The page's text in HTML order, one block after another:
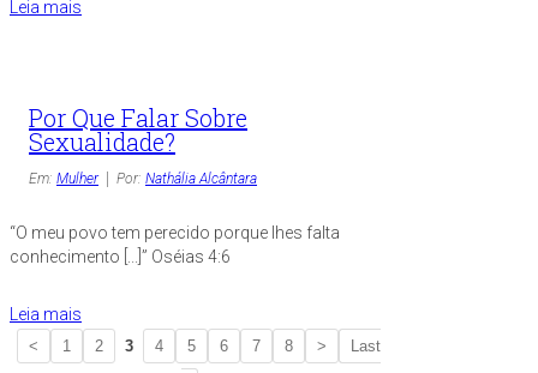
Leia mais
Por Que Falar Sobre
Sexualidade?
Em: Mulher Por: Nathália Alcântara
“O meu povo tem perecido porque lhes falta
conhecimento [...]” Oséias 4:6
Leia mais
< 1 2 3 4 5 6 7 8 > Last